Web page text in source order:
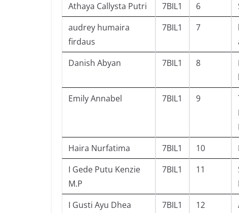
Athaya Callysta Putri 7BIL1 6
audrey humaira
firdaus
7BIL1 7
Danish Abyan 7BIL1 8
Emily Annabel 7BIL1 9
Haira Nurfatima 7BIL1 10
I Gede Putu Kenzie
M.P
7BIL1 11
I Gusti Ayu Dhea
7BIL1 12